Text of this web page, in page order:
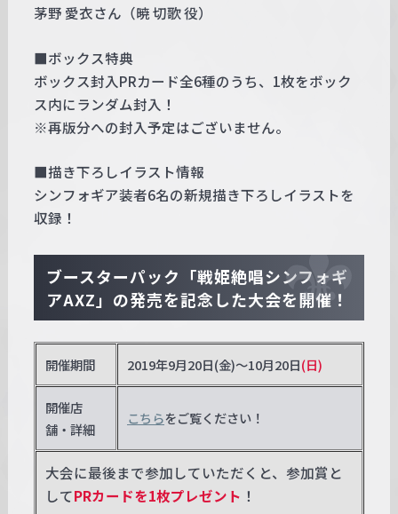
茅野 愛衣さん（暁 切歌 役）
■ボックス特典
ボックス封入PRカード全6種のうち、1枚をボック
ス内にランダム封入！
※再版分への封入予定はございません。
■描き下ろしイラスト情報
シンフォギア装者6名の新規描き下ろしイラストを
収録！
ブースターパック「戦姫絶唱シンフォギ
アAXZ」の発売を記念した大会を開催！
開催期間 2019年9月20日(金)～10月20日(日)
開催店
舗・詳細
こちらをご覧ください！
大会に最後まで参加していただくと、参加賞と
してPRカードを1枚プレゼント ！